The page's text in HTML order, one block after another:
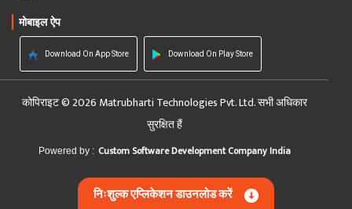
मोबाइल ऐप
Download On App Store Download On Play Store
कोपिराइट © 2026 Matrubharti Technologies Pvt. Ltd. सभी अधिकार
सुरक्षित हैं
Powered by : Custom Software Development Company India
निःशुल्क एप्लिकेशन डाउनलोड करें